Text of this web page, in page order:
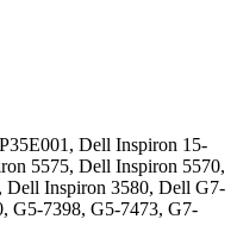
Dell Inspiron 15-
5575, Dell Inspiron 5570,
Dell Inspiron 3580, Dell G7-
G5-7398, G5-7473, G7-